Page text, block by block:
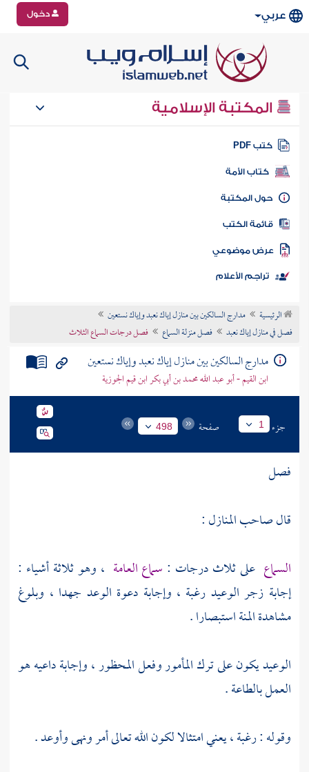
عربي دخول
المكتبة الإسلامية
كتب PDF
كتاب الأمة
المكتبة
الكتب
موضوعي
تراجم الأعلام
الرئيسية
مدارج السالكين بين منازل إياك نعبد وإياك نستعين
فصل في منازل إياك نعبد
فصل منزلة السماع فصل درجات السماع الثلاث
مدارج السالكين بين منازل إياك نعبد وإياك نستعين
ابن القيم - أبو عبد الله محمد بن أبي بكر ابن قيم الجوزية
جزء 1 صفحة 498
فصل
قال صاحب المنازل :
السماع على ثلاث درجات : سماع العامة ، وهو ثلاثة أشياء :
إجابة زجر الوعيد رغبة ، وإجابة دعوة الوعد جهدا ، وبلوغ
مشاهدة المنة استبصارا .
الوعيد يكون على ترك المأمور وفعل المحظور ، وإجابة داعيه هو
العمل بالطاعة .
وقوله : رغبة ، يعني امتثالا لكون الله تعالى أمر ونهى وأوعد .